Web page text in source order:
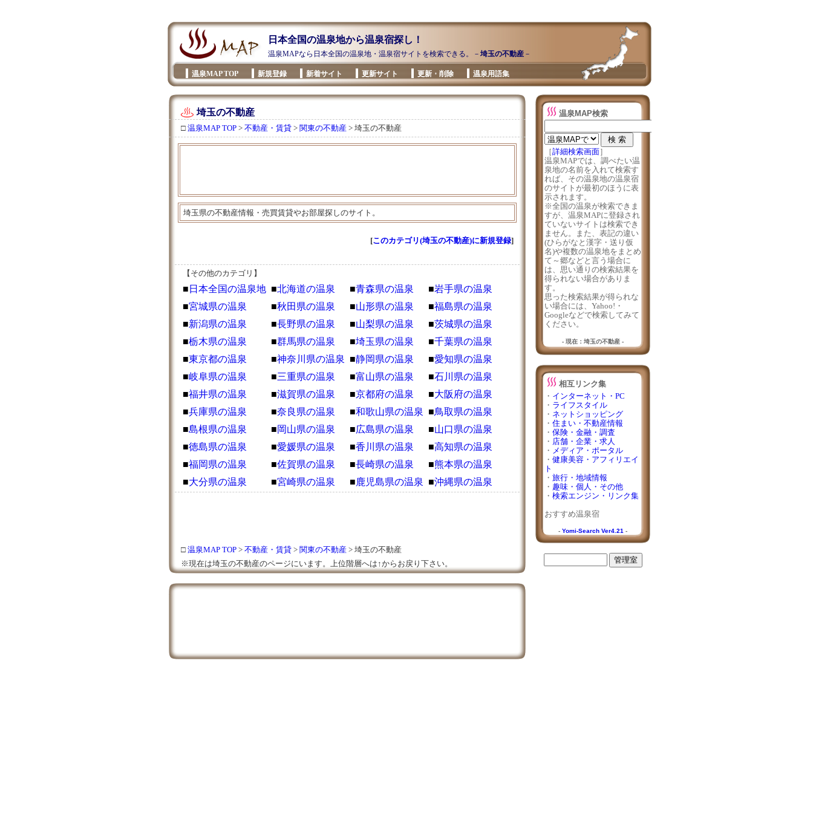
日本全国の温泉地から温泉宿探し！
温泉MAPなら日本全国の温泉地・温泉宿サイトを検索できる。－ 埼玉の不動産 －
温泉MAP TOP 新規登録 新着サイト 更新サイト 更新・削除 温泉用語集
埼玉の不動産
□ 温泉MAP TOP > 不動産・賃貸 > 関東の不動産 > 埼玉の不動産
埼玉県の不動産情報・売買賃貸やお部屋探しのサイト。
[このカテゴリ(埼玉の不動産)に新規登録]
【その他のカテゴリ】
■ 日本全国の温泉地 ■北海道の温泉 ■青森県の温泉 ■岩手県の温泉
■宮城県の温泉 ■秋田県の温泉 ■山形県の温泉 ■福島県の温泉
■新潟県の温泉 ■長野県の温泉 ■山梨県の温泉 ■茨城県の温泉
■栃木県の温泉 ■群馬県の温泉 ■埼玉県の温泉 ■千葉県の温泉
■東京都の温泉 ■神奈川県の温泉 ■静岡県の温泉 ■愛知県の温泉
■岐阜県の温泉 ■三重県の温泉 ■富山県の温泉 ■石川県の温泉
■福井県の温泉 ■滋賀県の温泉 ■京都府の温泉 ■大阪府の温泉
■兵庫県の温泉 ■奈良県の温泉 ■和歌山県の温泉 ■鳥取県の温泉
■島根県の温泉 ■岡山県の温泉 ■広島県の温泉 ■山口県の温泉
■徳島県の温泉 ■愛媛県の温泉 ■香川県の温泉 ■高知県の温泉
■福岡県の温泉 ■佐賀県の温泉 ■長崎県の温泉 ■熊本県の温泉
■大分県の温泉 ■宮崎県の温泉 ■鹿児島県の温泉 ■沖縄県の温泉
□ 温泉MAP TOP > 不動産・賃貸 > 関東の不動産 > 埼玉の不動産
※現在は埼玉の不動産のページにいます。上位階層へは↑からお戻り下さい。
温泉MAP検索
［詳細検索画面］
温泉MAPでは、調べたい温
泉地の名前を入れて検索す
れば、その温泉地の温泉宿
のサイトが最初のほうに表
示されます。
※全国の温泉が検索できま
すが、温泉MAPに登録され
ていないサイトは検索でき
ません。また、表記の違い
(ひらがなと漢字・送り仮
名)や複数の温泉地をまとめ
て～郷などと言う場合に
は、思い通りの検索結果を
得られない場合がありま
す。
思った検索結果が得られな
い場合には、Yahoo!・
Googleなどで検索してみて
ください。
- 現在：埼玉の不動産 -
相互リンク集
・ インターネット・PC
・ ライフスタイル
・ ネットショッピング
・ 住まい・不動産情報
・ 保険・金融・調査
・ 店舗・企業・求人
・ メディア・ポータル
・ 健康美容・アフィリエイ
ト
・ 旅行・地域情報
・ 趣味・個人・その他
・ 検索エンジン・リンク集
おすすめ温泉宿
- Yomi-Search Ver4.21 -